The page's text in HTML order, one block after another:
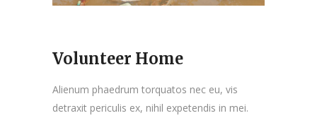
Volunteer Home
Alienum phaedrum torquatos nec eu, vis
detraxit periculis ex, nihil expetendis in mei.